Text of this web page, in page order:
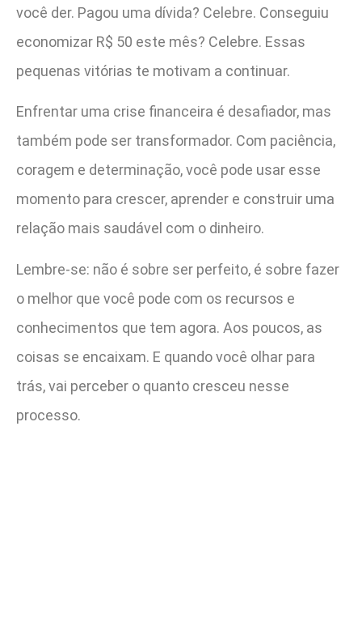
você der. Pagou uma dívida? Celebre. Conseguiu
economizar R$ 50 este mês? Celebre. Essas
pequenas vitórias te motivam a continuar.
Enfrentar uma crise financeira é desafiador, mas
também pode ser transformador. Com paciência,
coragem e determinação, você pode usar esse
momento para crescer, aprender e construir uma
relação mais saudável com o dinheiro.
Lembre-se: não é sobre ser perfeito, é sobre fazer
o melhor que você pode com os recursos e
conhecimentos que tem agora. Aos poucos, as
coisas se encaixam. E quando você olhar para
trás, vai perceber o quanto cresceu nesse
processo.